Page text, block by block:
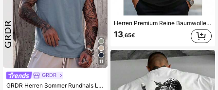
11
GRDR
GRDR Herren Sommer Rundhals Lässig Ärmellos Tanktop
Herren Premium Reine Baumwolle Kurzarm T-Shirt Casual Sommer Atmungsaktiv Locker Sitzend Streetwear Bequem Weiche Stoffe Klassisch Vielseitig Garderobegrundlage Urlaubsgeschenk Geburtstagsgeschenk Vatertags Geschenk Weihnachtsgeschenk Thanksgiving Geschenk Neujahrüberraschung Alltägliches Tragen Leicht Täglicher Casual Oberteil Grundlegende T-Shirts Für Herren Locker Sitzend Einfach Zu Kombinieren Mit Jeans Shorts Jogginghose Cargohose Geeignet Für Outdoor Aktivitäten Hauskleidung Urlaubsausflüge Schule Arbeit Lässige Anlässe Perfektes Geschenk Für Ihn Hochwertige Materialien Dauerhafte Verarbeitung Modisch Für Den Täglichen Gebrauch Unverzichtbar Für Herrengarderobe Stilvoll Und Praktisch
13,65€